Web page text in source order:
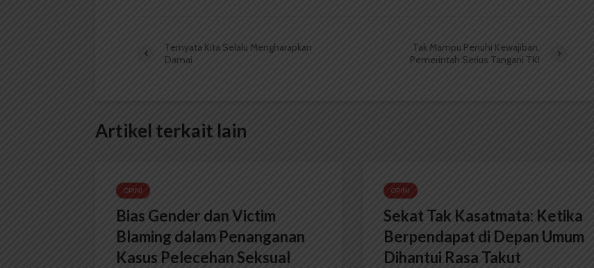
Ternyata Kita Selalu Mengharapkan
Damai
Tak Mampu Penuhi Kewajiban,
Pemerintah Serius Tangani TKI
Artikel terkait lain
OPINI
Bias Gender dan Victim
Blaming dalam Penanganan
Kasus Pelecehan Seksual
OPINI
Sekat Tak Kasatmata: Ketika
Berpendapat di Depan Umum
Dihantui Rasa Takut